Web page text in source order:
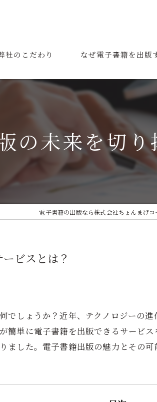
社のこだわり
挨拶
なぜ電子書籍を出版
の未来を切り
電子書籍の出版なら株式会社ちょんまげコ
ビスとは？
でしょうか？近年、テクノロジーの
簡単に電子書籍を出版できるサービ
ました。電子書籍出版の魅力とその可